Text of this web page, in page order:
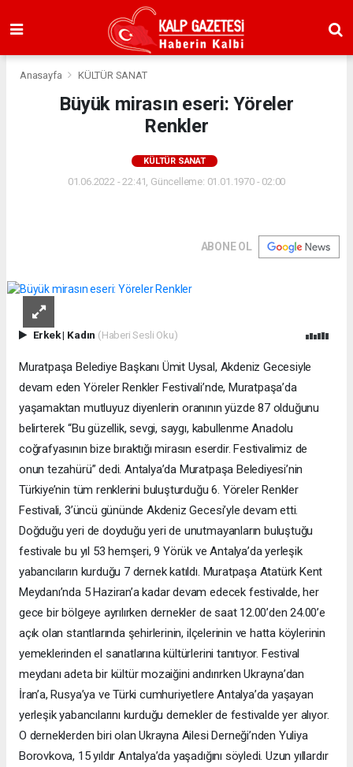
Anasayfa KÜLTÜR SANAT
Büyük mirasın eseri: Yöreler
Renkler
KÜLTÜR SANAT
01.06.2022 - 22:41, Güncelleme: 01.01.1970 - 02:00
ABONE OL
Erkek| Kadın (Haberi Sesli Oku)
Muratpaşa Belediye Başkanı Ümit Uysal, Akdeniz Gecesiyle
devam eden Yöreler Renkler Festivali’nde, Muratpaşa’da
yaşamaktan mutluyuz diyenlerin oranının yüzde 87 olduğunu
belirterek “Bu güzellik, sevgi, saygı, kabullenme Anadolu
coğrafyasının bize bıraktığı mirasın eserdir. Festivalimiz de
onun tezahürü” dedi. Antalya’da Muratpaşa Belediyesi’nin
Türkiye’nin tüm renklerini buluşturduğu 6. Yöreler Renkler
Festivali, 3’üncü gününde Akdeniz Gecesi’yle devam etti.
Doğduğu yeri de doyduğu yeri de unutmayanların buluştuğu
festivale bu yıl 53 hemşeri, 9 Yörük ve Antalya’da yerleşik
yabancıların kurduğu 7 dernek katıldı. Muratpaşa Atatürk Kent
Meydanı’nda 5 Haziran’a kadar devam edecek festivalde, her
gece bir bölgeye ayrılırken dernekler de saat 12.00’den 24.00’e
açık olan stantlarında şehirlerinin, ilçelerinin ve hatta köylerinin
yemeklerinden el sanatlarına kültürlerini tanıtıyor. Festival
meydanı adeta bir kültür mozaiğini andırırken Ukrayna’dan
İran’a, Rusya’ya ve Türki cumhuriyetlere Antalya’da yaşayan
yerleşik yabancılarını kurduğu dernekler de festivalde yer alıyor.
O derneklerden biri olan Ukrayna Ailesi Derneği’nden Yuliya
Borovkova, 15 yıldır Antalya’da yaşadığını söyledi. Uzun yıllardır